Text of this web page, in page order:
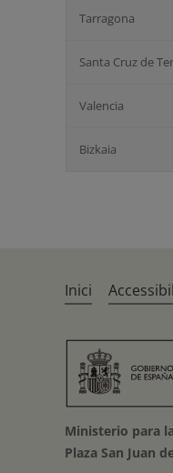
Tarragona
Santa Cruz de
Valencia
Bizkaia
Inici
Ministerio para
Plaza San Juan